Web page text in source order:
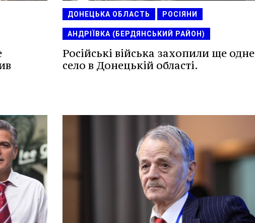
ДОНЕЦЬКА ОБЛАСТЬ РОСІЯНИ
АНДРІЇВКА (БЕРДЯНСЬКИЙ РАЙОН)
Російські війська захопили ще одне
село в Донецькій області.